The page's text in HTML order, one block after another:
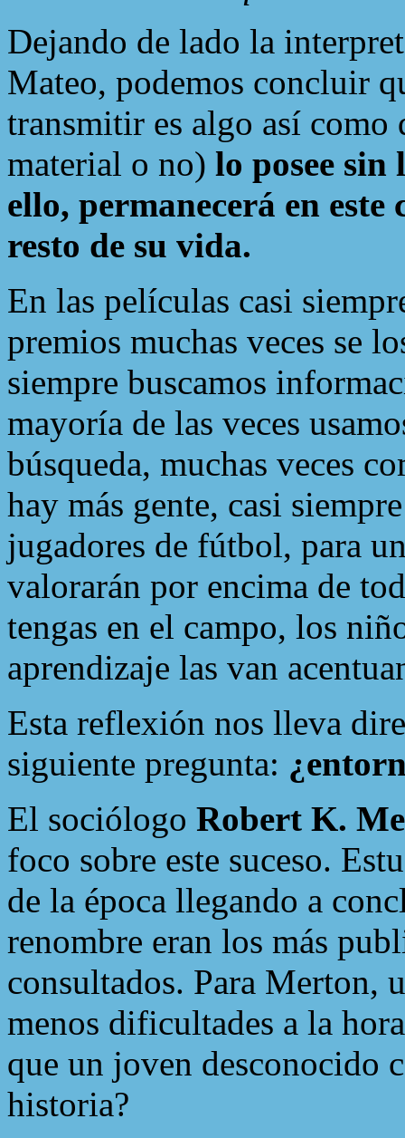
Dejando de lado la
Mateo, podemos concluir
transmitir es algo así como
material o no) lo posee sin
ello, permanecerá en
resto de su vida.
En las películas casi
premios muchas veces se
siempre buscamos
mayoría de las veces
búsqueda, muchas veces
hay más gente, casi
jugadores de fútbol, para
valorarán por encima de
tengas en el campo, los
aprendizaje las van
Esta reflexión nos lleva
siguiente pregunta:
El sociólogo Robert K.
foco sobre este suceso.
de la época llegando a
renombre eran los más
consultados. Para Merton,
menos dificultades a la
que un joven desconocido
historia?